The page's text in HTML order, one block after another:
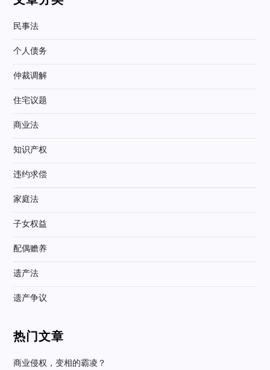
民事法
个人债务
仲裁调解
住宅议题
商业法
知识产权
违约求偿
家庭法
子女权益
配偶赡养
遗产法
遗产争议
热门文章
商业侵权，变相的霸凌？